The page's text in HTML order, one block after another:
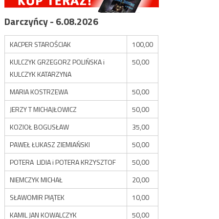
Darczyńcy - 6.08.2026
KACPER STAROŚCIAK
100,00
KULCZYK GRZEGORZ POLIŃSKA i
KULCZYK KATARZYNA
50,00
MARIA KOSTRZEWA
50,00
JERZY T MICHAJŁOWICZ
50,00
KOZIOŁ BOGUSŁAW
35,00
PAWEŁ ŁUKASZ ZIEMIAŃSKI
50,00
POTERA LIDIA i POTERA KRZYSZTOF
50,00
NIEMCZYK MICHAŁ
20,00
SŁAWOMIR PIĄTEK
10,00
KAMIL JAN KOWALCZYK
50,00